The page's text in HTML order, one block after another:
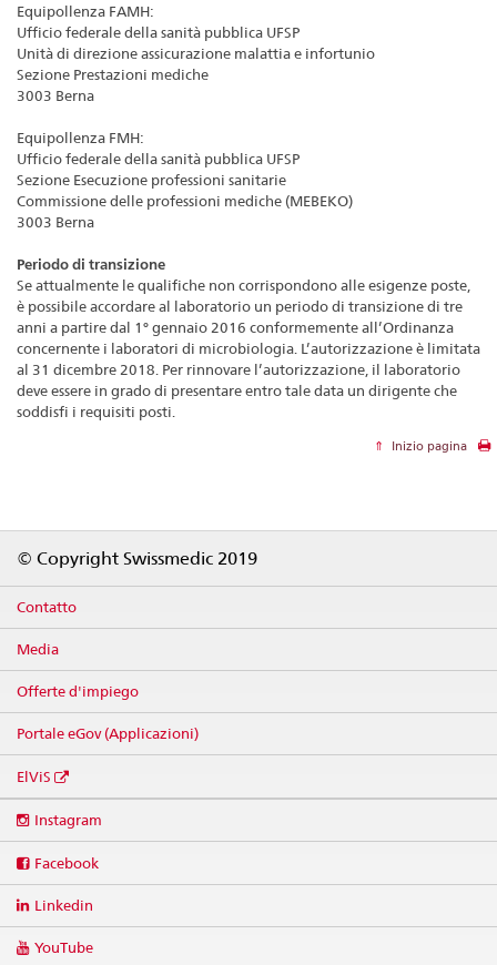
Equipollenza FAMH:
Ufficio federale della sanità pubblica UFSP
Unità di direzione assicurazione malattia e infortunio
Sezione Prestazioni mediche
3003 Berna
Equipollenza FMH:
Ufficio federale della sanità pubblica UFSP
Sezione Esecuzione professioni sanitarie
Commissione delle professioni mediche (MEBEKO)
3003 Berna
Periodo di transizione
Se attualmente le qualifiche non corrispondono alle esigenze poste,
è possibile accordare al laboratorio un periodo di transizione di tre
anni a partire dal 1° gennaio 2016 conformemente all’Ordinanza
concernente i laboratori di microbiologia. L’autorizzazione è limitata
al 31 dicembre 2018. Per rinnovare l’autorizzazione, il laboratorio
deve essere in grado di presentare entro tale data un dirigente che
soddisfi i requisiti posti.
Inizio pagina
© Copyright Swissmedic 2019
Contatto
Media
Offerte d'impiego
Portale eGov (Applicazioni)
ElViS
media
Instagram
Facebook
Linkedin
YouTube